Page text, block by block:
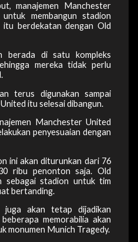
manajemen Manchester
membangun stadion
berdekatan dengan Old
berada di satu kompleks
mereka tidak perlu
terus digunakan sampai
itu selesai dibangun.
Manchester United
penyesuaian dengan
ini akan diturunkan dari 76
ribu penonton saja. Old
sebagai stadion untuk tim
bertanding.
akan tetap dijadikan
memorabilia akan
monumen Munich Tragedy.